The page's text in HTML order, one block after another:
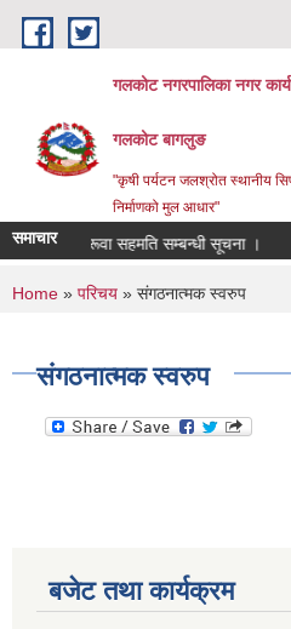
Skip to main content
गलकोट नगरपालिका नगर
गलकोट बागलुङ
"कृषी पर्यटन जलश्रोत स्थानीय
निर्माणको मुल आधार"
समाचार सरूवा सहमति सम्बन्धी सूचना ।
You are here
Home » परिचय » संगठनात्मक स्वरुप
संगठनात्मक स्वरुप
बजेट तथा कार्यक्रम